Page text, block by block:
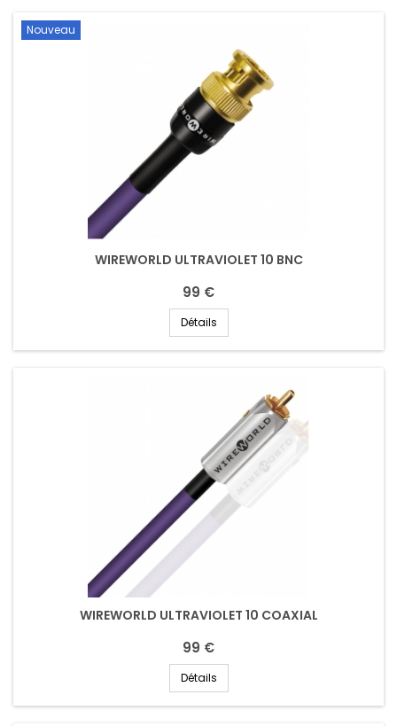
Nouveau
WIREWORLD ULTRAVIOLET 10 BNC
99 €
Détails
WIREWORLD ULTRAVIOLET 10 COAXIAL
99 €
Détails